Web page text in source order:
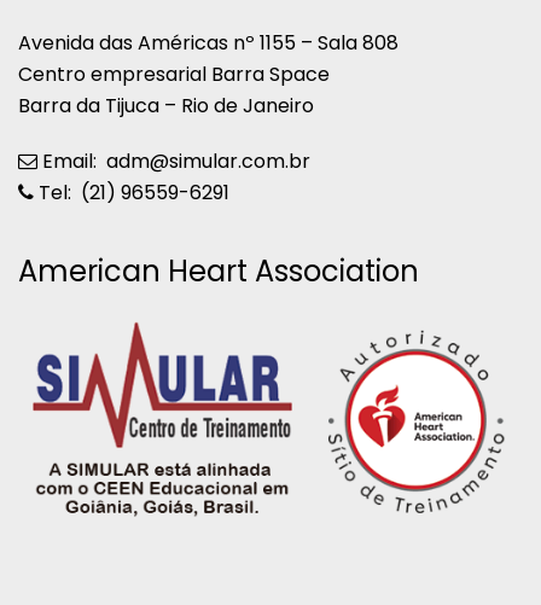
Avenida das Américas nº 1155 – Sala 808
Centro empresarial Barra Space
Barra da Tijuca – Rio de Janeiro
Email: adm@simular.com.br
Tel: (21) 96559-6291
American Heart Association